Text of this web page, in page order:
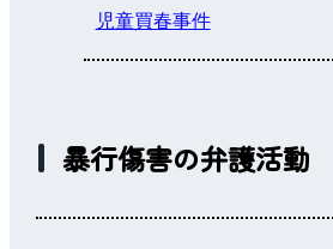
児童買春事件
暴行傷害の弁護活動